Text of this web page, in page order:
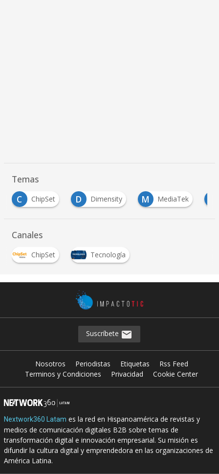
Temas
D Dimensity M MediaTek O
Oppo
Canales
ChipSet Tecnología
Suscríbete
Nosotros Periodistas Etiquetas
Rss Feed
Terminos y Condiciones
Privacidad Cookie Center
Nextwork360 Latam es la red en Hispanoamérica de revistas y
medios de comunicación digitales B2B sobre temas de
transformación digital e innovación empresarial. Su misión es
difundir la cultura digital y emprendedora en las organizaciones de
América Latina.